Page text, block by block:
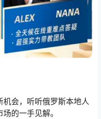
机会，听听俄罗斯本地人
的一手见解。